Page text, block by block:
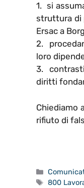
1. si
struttura di
Ersac a
2.
loro
3.
diritti
Chiediamo
rifiuto di
Categorie
Tag
800